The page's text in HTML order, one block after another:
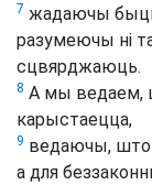
7 жадаючы быць
разумеючы ні
сцвярджаюць.
8 А мы ведаем,
карыстаецца,
9 ведаючы, што
а для